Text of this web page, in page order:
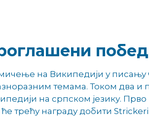
на Википедији у
темама. Током два и
на српском језику.
трећу награду добити